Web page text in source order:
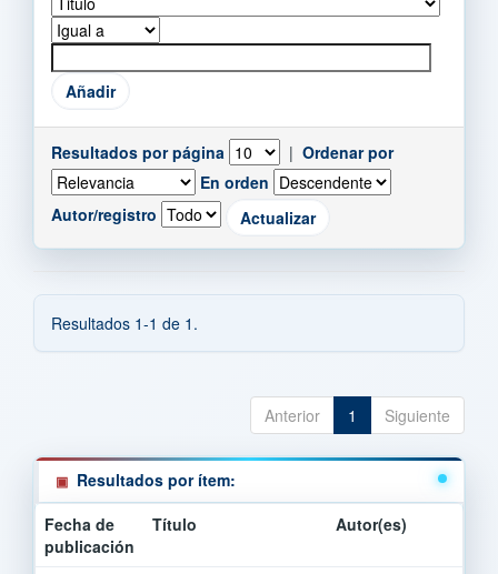
Resultados por página | Ordenar por
En orden
Autor/registro
Resultados 1-1 de 1.
Anterior 1 Siguiente
Resultados por ítem:
Fecha de
publicación
Título Autor(es)